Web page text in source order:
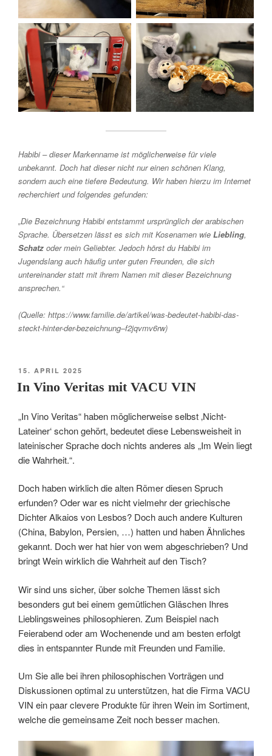
Habibi – dieser Markenname ist möglicherweise für viele
unbekannt. Doch hat dieser nicht nur einen schönen Klang,
sondern auch eine tiefere Bedeutung. Wir haben hierzu im Internet
recherchiert und folgendes gefunden:
„Die Bezeichnung Habibi entstammt ursprünglich der arabischen
Sprache. Übersetzen lässt es sich mit Kosenamen wie Liebling,
Schatz oder mein Geliebter. Jedoch hörst du Habibi im
Jugendslang auch häufig unter guten Freunden, die sich
untereinander statt mit ihrem Namen mit dieser Bezeichnung
ansprechen.“
(Quelle: https://www.familie.de/artikel/was-bedeutet-habibi-das-
steckt-hinter-der-bezeichnung–f2jqvmv6rw)
VERÖFFENTLICHT
15. APRIL 2025
In Vino Veritas mit VACU VIN
„In Vino Veritas“ haben möglicherweise selbst ‚Nicht-
Lateiner‘ schon gehört, bedeutet diese Lebensweisheit in
lateinischer Sprache doch nichts anderes als „Im Wein liegt
die Wahrheit.“.
Doch haben wirklich die alten Römer diesen Spruch
erfunden? Oder war es nicht vielmehr der griechische
Dichter Alkaios von Lesbos? Doch auch andere Kulturen
(China, Babylon, Persien, …) hatten und haben Ähnliches
gekannt. Doch wer hat hier von wem abgeschrieben? Und
bringt Wein wirklich die Wahrheit auf den Tisch?
Wir sind uns sicher, über solche Themen lässt sich
besonders gut bei einem gemütlichen Gläschen Ihres
Lieblingsweines philosophieren. Zum Beispiel nach
Feierabend oder am Wochenende und am besten erfolgt
dies in entspannter Runde mit Freunden und Familie.
Um Sie alle bei ihren philosophischen Vorträgen und
Diskussionen optimal zu unterstützen, hat die Firma VACU
VIN ein paar clevere Produkte für ihren Wein im Sortiment,
welche die gemeinsame Zeit noch besser machen.